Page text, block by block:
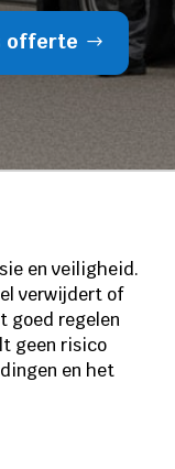
offerte
en veiligheid.
verwijdert of
goed regelen
geen risico
en het